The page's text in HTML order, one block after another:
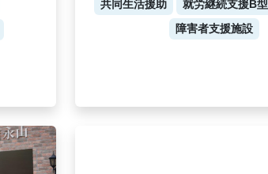
共同生活援助 就労継続支援B型
障害者支援施設